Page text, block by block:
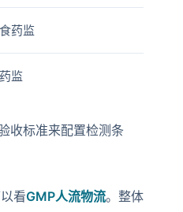
药监
监
收标准来配置检测条
看GMP人流物流。整体